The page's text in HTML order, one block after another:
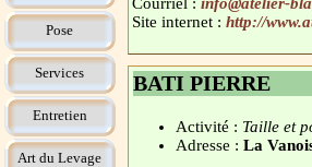
Pose
Services
Entretien
Art du Levage
Site internet : http://
BATI PIERRE
Activité : Taille et
Adresse : La